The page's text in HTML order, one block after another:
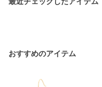
おすすめのアイテム